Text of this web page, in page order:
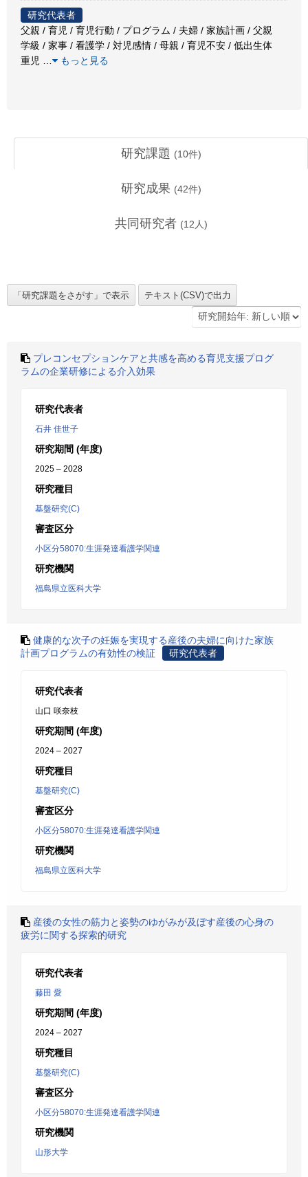
研究代表者
父親 / 育児 / 育児行動 / プログラム / 夫婦 / 家族計画 / 父親
学級 / 家事 / 看護学 / 対児感情 / 母親 / 育児不安 / 低出生体
重児
もっと見る
研究課題 (10件)
研究成果 (42件)
共同研究者 (12 人)
プレコンセプションケアと共感を高める育児支援プログ
ラムの企業研修による介入効果
研究代表者
石井 佳世子
研究期間 (年度)
2025 – 2028
研究種目
基盤研究(C)
審査区分
小区分58070:生涯発達看護学関連
研究機関
福島県立医科大学
健康的な次子の妊娠を実現する産後の夫婦に向けた家族
計画プログラムの有効性の検証
研究代表者
研究代表者
山口 咲奈枝
研究期間 (年度)
2024 – 2027
研究種目
基盤研究(C)
審査区分
小区分58070:生涯発達看護学関連
研究機関
福島県立医科大学
産後の女性の筋力と姿勢のゆがみが及ぼす産後の心身の
疲労に関する探索的研究
研究代表者
藤田 愛
研究期間 (年度)
2024 – 2027
研究種目
基盤研究(C)
審査区分
小区分58070:生涯発達看護学関連
研究機関
山形大学